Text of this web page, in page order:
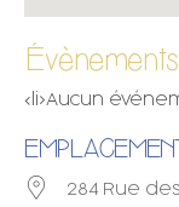
<li>Aucun
284 Rue